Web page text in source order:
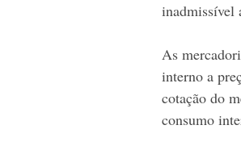
inadmissível
As
interno a
cotação do
consumo